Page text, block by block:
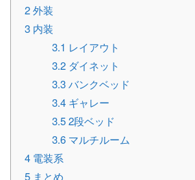
2外装
3 内装
3.1 レイアウト
3.2 ダイネット
3.3バンクベッド
3.4 ギャレー
3.52段ベッド
3.6 マルチルーム
4 電装系
5 まとめ